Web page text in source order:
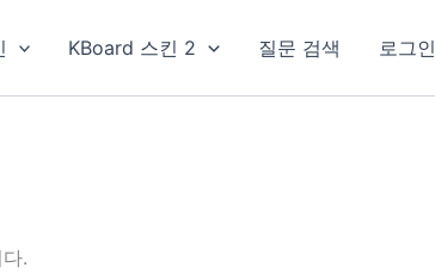
KBoard 스킨 2 질문 검색 로그인
.